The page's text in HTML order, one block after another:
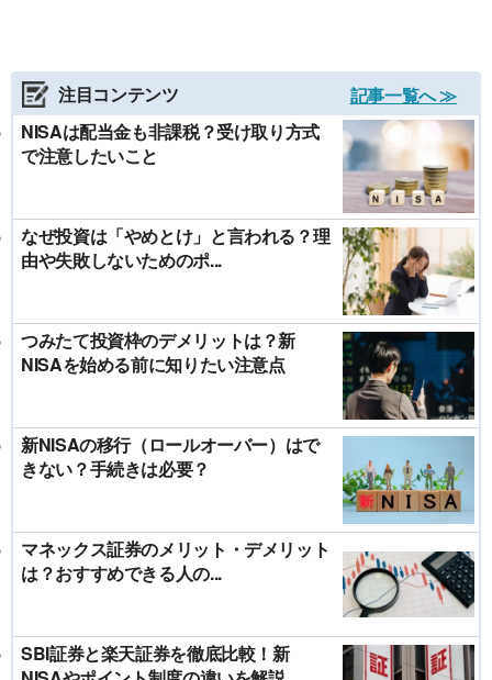
注目コンテンツ
記事一覧へ ≫
NISAは配当金も非課税？受け取り方式
で注意したいこと
なぜ投資は「やめとけ」と言われる？理
由や失敗しないためのポ...
つみたて投資枠のデメリットは？新
NISAを始める前に知りたい注意点
新NISAの移行（ロールオーバー）はで
きない？手続きは必要？
マネックス証券のメリット・デメリット
は？おすすめできる人の...
SBI証券と楽天証券を徹底比較！新